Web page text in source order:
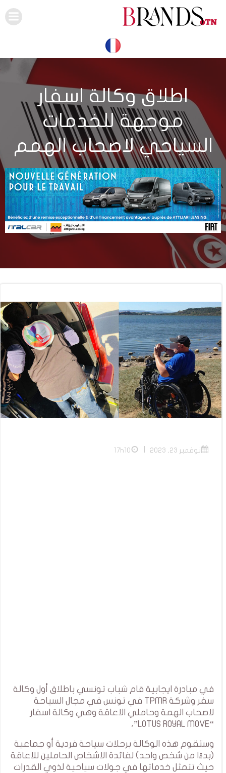
اطلاق وكالة اسفار
موجهة للخدمات
السياحي لاصحاب الهمم
نوفمبر 23, 2023 17h10
في مبادرة ايجابية قام شباب تونسي باطلاق أول وكالة
سفر وشركة TPMR في تونس في مجال السياحة
لاصحاب الهمة وحاملي الاعاقة وهي وكالة اسفار
“LOTUS ROYAL MOVE”،
وستقوم هذه الوكالة برحلات سياحة فردية أو جماعية
(بدءًا من شخص واحد) لفائدة الاشخاص الحاملين للاعاقة
حيث تتمثل خدماتها في جولات سياحية لذوي القدرات